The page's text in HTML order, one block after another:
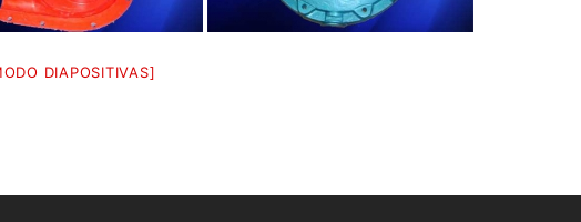
DIAPOSITIVAS]